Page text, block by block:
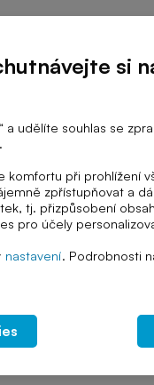
Osobní data
SOUKROMÍ (28)
sdílení osobních
si
a udělíte souhlas se
komfortu při prohlížení
zpřístupňovat a
tj. přizpůsobení
pro účely
nastavení . Podrobnosti